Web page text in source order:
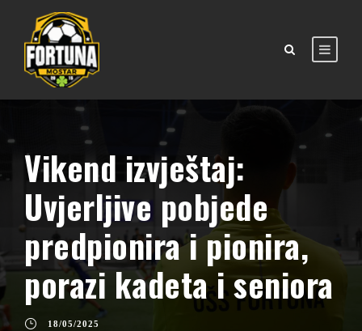
Vikend izvještaj:
Uvjerljive pobjede
predpionira i pionira,
porazi kadeta i seniora
18/05/2025